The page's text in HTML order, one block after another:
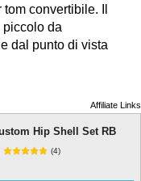
convertibile. Il
piccolo da
dal punto di vista
Affiliate Links
Hip Shell Set RB
(4)